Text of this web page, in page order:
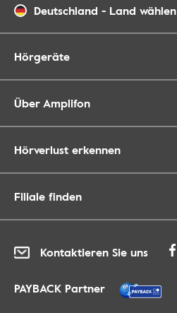
Deutschland - Land wählen
Hörgeräte
Über Amplifon
Hörverlust erkennen
Filiale finden
Kontaktieren Sie uns
PAYBACK Partner